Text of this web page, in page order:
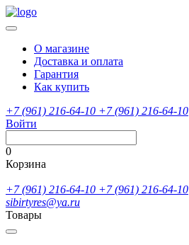
О магазине
Доставка и оплата
Гарантия
Как купить
+7 (961) 216-64-10 +7 (961) 216-64-10
Войти
0
Корзина
+7 (961) 216-64-10 +7 (961) 216-64-10
sibirtyres@ya.ru
Товары